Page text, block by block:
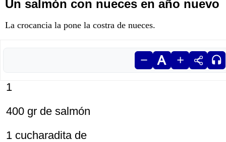
Un salmón con nueces en año nuevo
La crocancia la pone la costra de nueces.
1
400 gr de salmón
1 cucharadita de